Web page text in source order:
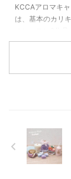
キャンドルワッ
介します。 1つ
です。大豆から
ワックスで、マ
KCCAアロマキ
は、基本のカリ
す。人気がある
ブルキャンドル
カロンを作られ
ーマーブルキャ
ださいました☆